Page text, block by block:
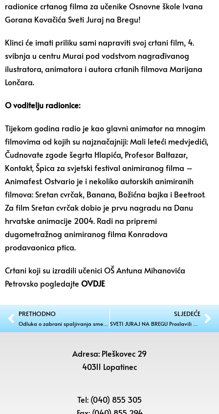
radionice crtanog filma za učenike Osnovne škole Ivana
Gorana Kovačića Sveti Juraj na Bregu!
Klinci će imati priliku sami napraviti svoj crtani film, 4.
svibnja u centru Murai pod vodstvom nagrađivanog
ilustratora, animatora i autora crtanih filmova Marijana
Lončara.
O voditelju radionice:
Tijekom godina radio je kao glavni animator na mnogim
filmovima od kojih su najznačajniji: Mali leteći medvjedići,
Čudnovate zgode šegrta Hlapića, Profesor Baltazar,
Kontakt, Špica za svjetski festival animiranog filma –
Animafest. Ostvario je i nekoliko autorskih animiranih
filmova: Sretan cvrčak, Banana, Božićna bajka i Beetroot.
Za film Sretan cvrčak dobio je prvu nagradu na Danu
hrvatske animacije 2004. Radi na pripremi
dugometražnog animiranog filma Konradova
prodavaonica ptica.
Crtani koji su izradili učenici OŠ Antuna Mihanovića
Petrovsko pogledajte OVDJE
PRETHODNO
Odluka o zabrani spaljivanja smeća, korova, suhe trave i drugog poljoprivrednog i šumskog otpada – za 2022. godinu
SLJEDEĆE
SVETI JURAJ NA BREGU Proslavili Dan općine i nagradili zaslužne
Adresa: Pleškovec 29
40311 Lopatinec
Tel: (040) 855 305